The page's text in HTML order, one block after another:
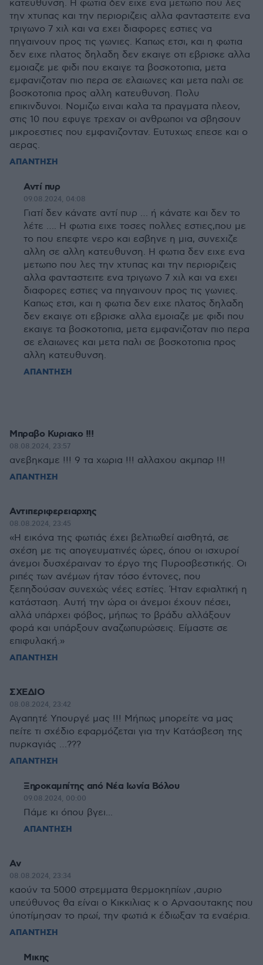
κατευθυνση. Η φωτια δεν ειχε ενα μετωπο που λες
την χτυπας και την περιοριζεις αλλα φανταστειτε ενα
τριγωνο 7 χιλ και να εχει διαφορες εστιες να
πηγαινουν προς τις γωνιες. Καπως ετσι, και η φωτια
δεν ειχε πλατος δηλαδη δεν εκαιγε οτι εβρισκε αλλα
εμοιαζε με φιδι που εκαιγε τα βοσκοτοπια, μετα
εμφανιζοταν πιο περα σε ελαιωνες και μετα παλι σε
βοσκοτοπια προς αλλη κατευθυνση. Πολυ
επικινδυνοι. Νομιζω ειναι καλα τα πραγματα πλεον,
στις 10 που εφυγε τρεχαν οι ανθρωποι να σβησουν
μικροεστιες που εμφανιζονταν. Ευτυχως επεσε και ο
αερας.
ΑΠΑΝΤΗΣΗ
Αντί πυρ
09.08.2024, 04:08
Γιατί δεν κάνατε αντί πυρ … ή κάνατε και δεν το
λέτε …. Η φωτια ειχε τοσες πολλες εστιες,που με
το που επεφτε νερο και εσβηνε η μια, συνεχιζε
αλλη σε αλλη κατευθυνση. Η φωτια δεν ειχε ενα
μετωπο που λες την χτυπας και την περιοριζεις
αλλα φανταστειτε ενα τριγωνο 7 χιλ και να εχει
διαφορες εστιες να πηγαινουν προς τις γωνιες.
Καπως ετσι, και η φωτια δεν ειχε πλατος δηλαδη
δεν εκαιγε οτι εβρισκε αλλα εμοιαζε με φιδι που
εκαιγε τα βοσκοτοπια, μετα εμφανιζοταν πιο περα
σε ελαιωνες και μετα παλι σε βοσκοτοπια προς
αλλη κατευθυνση.
ΑΠΑΝΤΗΣΗ
Μπραβο Κυριακο !!!
08.08.2024, 23:57
ανεβηκαμε !!! 9 τα χωρια !!! αλλαχου ακμπαρ !!!
ΑΠΑΝΤΗΣΗ
Αντιπεριφερειαρχης
08.08.2024, 23:45
«Η εικόνα της φωτιάς έχει βελτιωθεί αισθητά, σε
σχέση με τις απογευματινές ώρες, όπου οι ισχυροί
άνεμοι δυσχέραιναν το έργο της Πυροσβεστικής. Οι
ριπές των ανέμων ήταν τόσο έντονες, που
ξεπηδούσαν συνεχώς νέες εστίες. Ήταν εφιαλτική η
κατάσταση. Αυτή την ώρα οι άνεμοι έχουν πέσει,
αλλά υπάρχει φόβος, μήπως το βράδυ αλλάξουν
φορά και υπάρξουν αναζωπυρώσεις. Είμαστε σε
επιφυλακή.»
ΑΠΑΝΤΗΣΗ
ΣΧΕΔΙΟ
08.08.2024, 23:42
Αγαπητέ Υπουργέ μας !!! Μήπως μπορείτε να μας
πείτε τι σχέδιο εφαρμόζεται για την Κατάσβεση της
πυρκαγιάς …???
ΑΠΑΝΤΗΣΗ
Ξηροκαμπίτης από Νέα Ιωνία Βόλου
09.08.2024, 00:00
Πάμε κι όπου βγει...
ΑΠΑΝΤΗΣΗ
Αν
08.08.2024, 23:34
καούν τα 5000 στρεμματα θερμοκηπίων ,αυριο
υπεύθυνος θα είναι ο Κικκιλιας κ ο Αρναουτακης που
ύποτίμησαν το πρωί, την φωτιά κ έδιωξαν τα εναέρια.
ΑΠΑΝΤΗΣΗ
Μικης